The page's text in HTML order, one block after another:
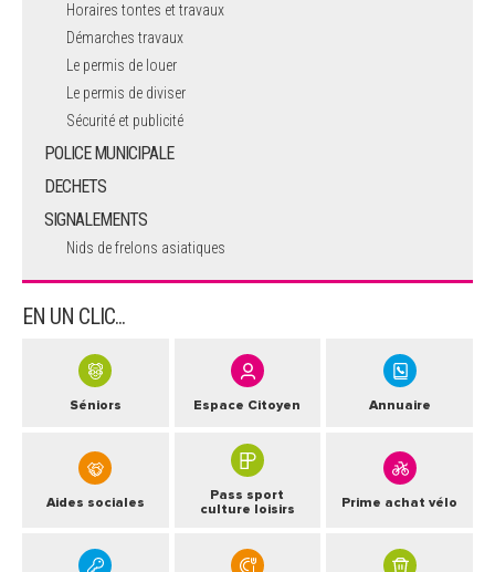
Horaires tontes et travaux
Démarches travaux
Le permis de louer
Le permis de diviser
Sécurité et publicité
POLICE MUNICIPALE
DECHETS
SIGNALEMENTS
Nids de frelons asiatiques
EN UN CLIC...
Séniors Espace Citoyen Annuaire
Aides sociales
Pass sport
culture loisirs
Prime achat vélo